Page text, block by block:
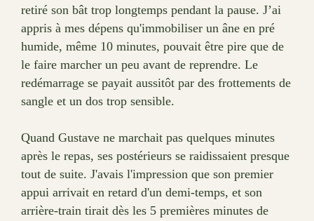
retiré son bât trop longtemps pendant la pause. J’ai
appris à mes dépens qu'immobiliser un âne en pré
humide, même 10 minutes, pouvait être pire que de
le faire marcher un peu avant de reprendre. Le
redémarrage se payait aussitôt par des frottements de
sangle et un dos trop sensible.
Quand Gustave ne marchait pas quelques minutes
après le repas, ses postérieurs se raidissaient presque
tout de suite. J'avais l'impression que son premier
appui arrivait en retard d'un demi-temps, et son
arrière-train tirait dès les 5 premières minutes de